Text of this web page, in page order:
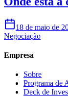
18 de maio de
Negociação
Empresa
Sobre
Programa de
Deck de